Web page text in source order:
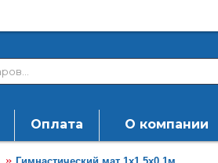
Оплата О компании